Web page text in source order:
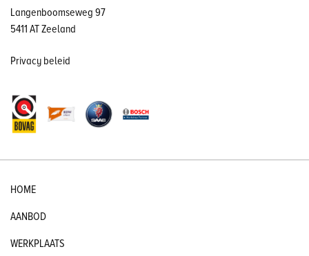
Langenboomseweg 97
5411 AT Zeeland
Privacy beleid
HOME
AANBOD
WERKPLAATS